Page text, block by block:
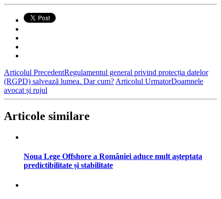
Articolul PrecedentRegulamentul general privind protecția datelor
(RGPD) salvează lumea. Dar cum? Articolul UrmatorDoamnele
avocat și rujul
Articole similare
Noua Lege Offshore a României aduce mult așteptata
predictibilitate și stabilitate